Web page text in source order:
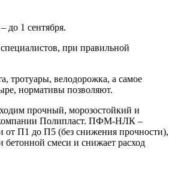
до 1 сентября.
при правильной
тротуары, велодорожка, а самое
нормативы позволяют.
прочный, морозостойкий и
компании Полипласт. ПФМ-НЛК –
от П1 до П5 (без снижения прочности),
бетонной смеси и снижает расход